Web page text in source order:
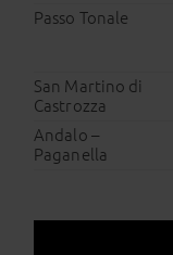
Passo Tonale
San Martino di
Castrozza
Andalo –
Paganella